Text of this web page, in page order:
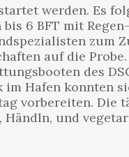
werden. Es
6 BFT mit
zum
auf die
des
Hafen konnten
vorbereiten. Die
und